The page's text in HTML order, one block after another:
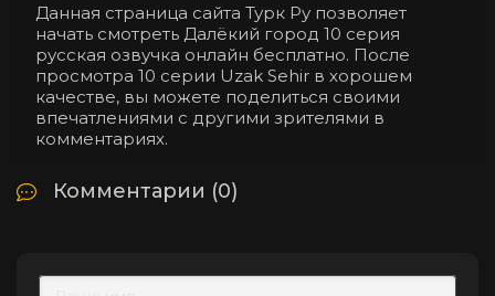
Данная страница сайта Турк Ру позволяет
начать смотреть Далёкий город 10 серия
русская озвучка онлайн бесплатно. После
просмотра 10 серии Uzak Sehir в хорошем
качестве, вы можете поделиться своими
впечатлениями с другими зрителями в
комментариях.
Комментарии (0)